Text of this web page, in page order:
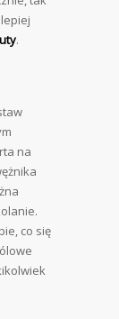
.
na
co się